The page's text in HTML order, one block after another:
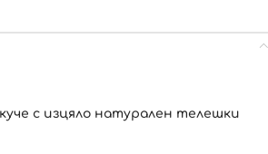
с изцяло натурален телешки